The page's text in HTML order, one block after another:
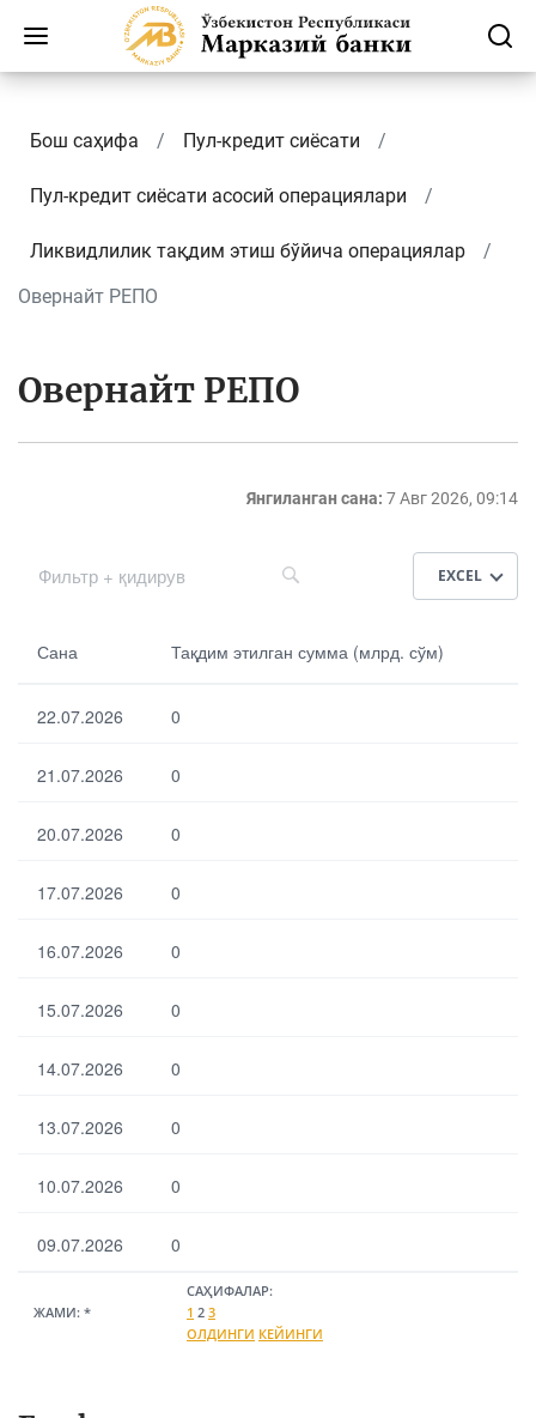
Бош саҳифа Пул-кредит сиёсати
Пул-кредит сиёсати асосий операциялари
Ликвидлилик тақдим этиш бўйича операциялар
Овернайт РЕПО
Овернайт РЕПО
Янгиланган сана: 7 Авг 2026, 09:14
EXCEL
Са
им
лга
н
мм
лр
сў
Сана Тақдим этилган сумма (млрд. сўм)
22.07.2026 0
21.07.2026 0
20.07.2026 0
17.07.2026 0
16.07.2026 0
15.07.2026 0
14.07.2026 0
13.07.2026 0
10.07.2026 0
09.07.2026 0
ЖАМИ: *
САҲИФАЛАР:
1 2 3
ОЛДИНГИ КЕЙИНГИ